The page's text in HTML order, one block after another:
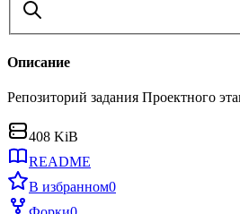
Описание
Репозиторий задания Проектного
408 KiB
README
В избранном0